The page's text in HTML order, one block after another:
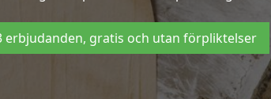
erbjudanden, gratis och utan förpliktelser